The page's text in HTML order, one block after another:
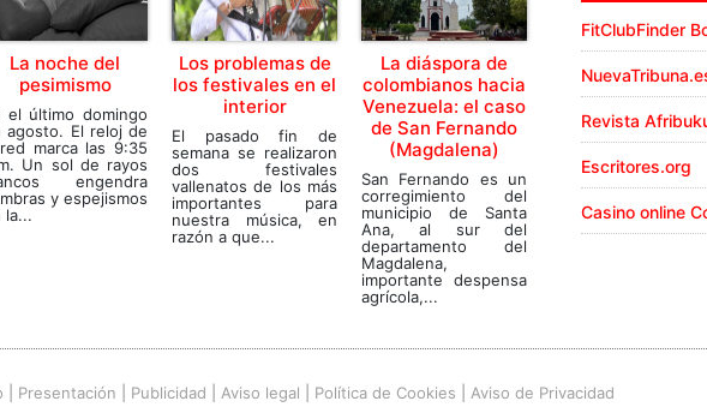
La noche del
pesimismo
el último domingo
agosto. El reloj de
marca las 9:35
Un sol de rayos
engendra
y espejismos
la...
Los problemas de
los festivales en el
interior
El pasado fin de
semana se realizaron
dos festivales
vallenatos de los más
importantes para
nuestra música, en
razón a que...
La diáspora de
colombianos hacia
Venezuela: el caso
de San Fernando
(Magdalena)
San Fernando es un
corregimiento del
municipio de Santa
Ana, al sur del
departamento del
Magdalena,
importante despensa
agrícola,...
FitClubFinder
Revista
Escritores.org
Casino online
Presentación Publicidad Aviso legal Política de Cookies Aviso de Privacidad